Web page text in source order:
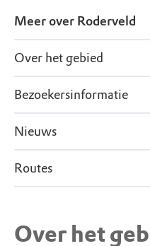
Meer over Roderveld
Over het gebied
Bezoekersinformatie
Nieuws
Routes
Over het